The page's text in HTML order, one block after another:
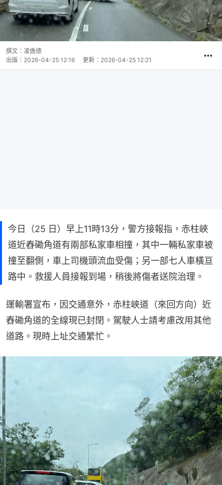
撰文： 凌逸德
出版： 2026-04-25 12:16 更新： 2026-04-25 12:21
今日（25 日）早上11時13分，警方接報指，赤柱峽
道近舂磡角道有兩部私家車相撞，其中一輛私家車被
撞至翻側，車上司機頭流血受傷；另一部七人車橫亘
路中。救援人員接報到場，稍後將傷者送院治理。
運輸署宣布，因交通意外，赤柱峽道（來回方向）近
舂磡角道的全線現已封閉。駕駛人士請考慮改用其他
道路。現時上址交通繁忙。